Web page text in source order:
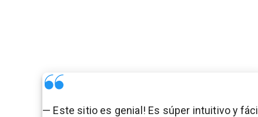
— Este sitio es genial! Es súper intuitivo y fácil